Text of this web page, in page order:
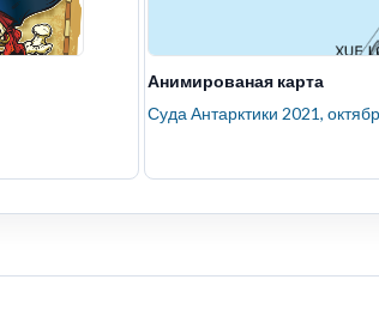
Анимированая карта
Суда Антарктики 2021,